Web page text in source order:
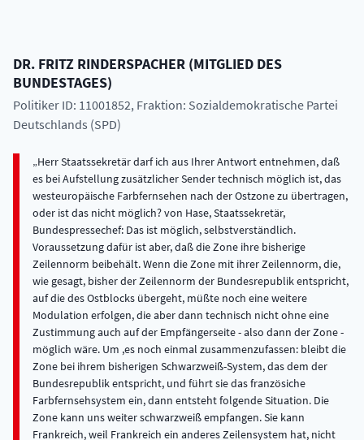
DR. FRITZ RINDERSPACHER (MITGLIED DES
BUNDESTAGES)
Politiker ID: 11001852, Fraktion: Sozialdemokratische Partei
Deutschlands (SPD)
Herr Staatssekretär darf ich aus Ihrer Antwort entnehmen, daß
es bei Aufstellung zusätzlicher Sender technisch möglich ist, das
westeuropäische Farbfernsehen nach der Ostzone zu übertragen,
oder ist das nicht möglich? von Hase, Staatssekretär,
Bundespressechef: Das ist möglich, selbstverständlich.
Voraussetzung dafür ist aber, daß die Zone ihre bisherige
Zeilennorm beibehält. Wenn die Zone mit ihrer Zeilennorm, die,
wie gesagt, bisher der Zeilennorm der Bundesrepublik entspricht,
auf die des Ostblocks übergeht, müßte noch eine weitere
Modulation erfolgen, die aber dann technisch nicht ohne eine
Zustimmung auch auf der Empfängerseite - also dann der Zone -
möglich wäre. Um ,es noch einmal zusammenzufassen: bleibt die
Zone bei ihrem bisherigen Schwarzweiß-System, das dem der
Bundesrepublik entspricht, und führt sie das französiche
Farbfernsehsystem ein, dann entsteht folgende Situation. Die
Zone kann uns weiter schwarzweiß empfangen. Sie kann
Frankreich, weil Frankreich ein anderes Zeilensystem hat, nicht